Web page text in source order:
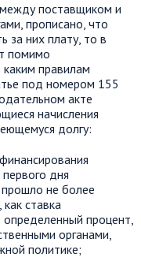
поставщиком и
прописано, что
за них плату, то в
помимо
правилам
под номером 155
акте
начисления
долгу:
первого дня
не более
ставка
процент,
органами,
политике;